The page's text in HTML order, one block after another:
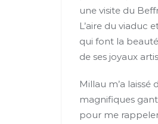
une visite du
L’aire du viaduc
qui font la
de ses joyaux
Millau m’a
magnifiques
pour me